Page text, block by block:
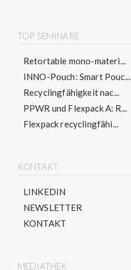
TOP SEMINARE
Retortable mono-materi...
INNO-Pouch: Smart Pouc...
Recyclingfähigkeit nac...
PPWR und Flexpack A: R...
Flexpack recyclingfähi...
KONTAKT
LINKEDIN
NEWSLETTER
KONTAKT
MEDIATHEK